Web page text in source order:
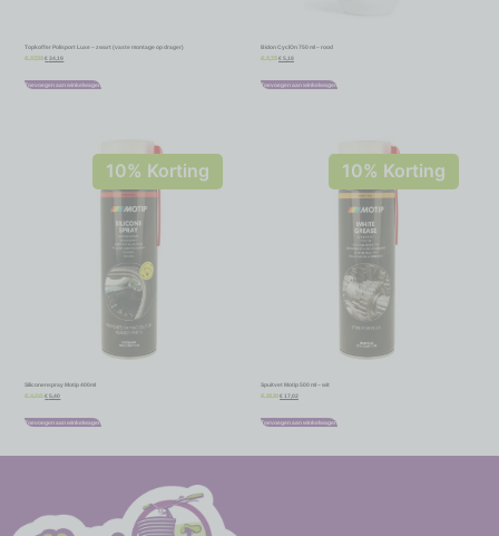
Topkoffer Polisport Luxe – zwart (vaste montage op drager)
€37,99 € 34,19
Toevoegen aan winkelwagen
Bidon CyclOn 750 ml – rood
€ 5,75 € 5,18
Toevoegen aan winkelwagen
10% Korting
Siliconenspray Motip 400ml
€6,00 € 5,40
Toevoegen aan winkelwagen
10% Korting
Spuitvet Motip 500 ml – wit
€ 18,91 € 17,02
Toevoegen aan winkelwagen